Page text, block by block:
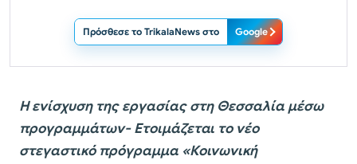
Πρόσθεσε το TrikalaNews στο Google
Η ενίσχυση της εργασίας στη Θεσσαλία μέσω
προγραμμάτων- Ετοιμάζεται το νέο
στεγαστικό πρόγραμμα «Κοινωνική